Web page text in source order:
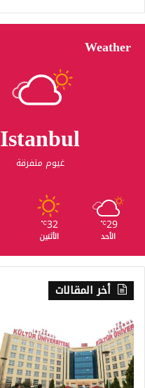
Weather
Istanbul
غيوم متفرقة
29
℃
الأحد
32
℃
الأثنين
أخر المقالات